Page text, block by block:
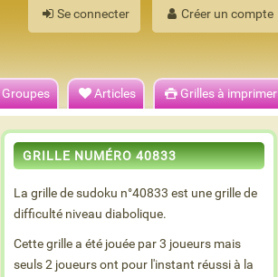
Se connecter Créer un compte
Groupes Articles Grilles à imprimer
GRILLE NUMÉRO 40833
La grille de sudoku n°40833 est une grille de
difficulté niveau diabolique.
Cette grille a été jouée par 3 joueurs mais
seuls 2 joueurs ont pour l'instant réussi à la